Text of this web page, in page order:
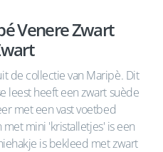
Venere Zwart
de collectie van Maripè. Dit
leest heeft een zwart suède
met een vast voetbed
mini 'kristalletjes' is een
is bekleed met zwart